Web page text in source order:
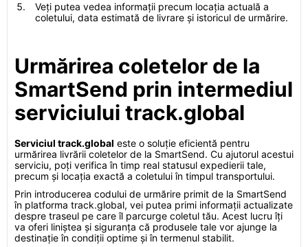
Veți putea vedea informații precum locația actuală a
coletului, data estimată de livrare și istoricul de urmărire.
Urmărirea coletelor de la
SmartSend prin intermediul
serviciului track.global
Serviciul track.global este o soluție eficientă pentru
urmărirea livrării coletelor de la SmartSend. Cu ajutorul acestui
serviciu, poți verifica în timp real statusul expedierii tale,
precum și locația exactă a coletului în timpul transportului.
Prin introducerea codului de urmărire primit de la SmartSend
în platforma track.global, vei putea primi informații actualizate
despre traseul pe care îl parcurge coletul tău. Acest lucru îți
va oferi liniștea și siguranța că produsele tale vor ajunge la
destinație în condiții optime și în termenul stabilit.